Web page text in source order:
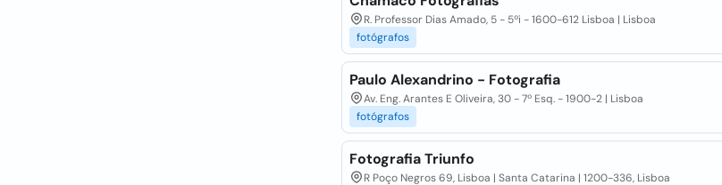
R. Professor Dias Amado, 5 - 5ºi - 1600-612 Lisboa | Lisboa
fotógrafos
Paulo Alexandrino - Fotografia
Av. Eng. Arantes E Oliveira, 30 - 7º Esq. - 1900-2 | Lisboa
fotógrafos
Fotografia Triunfo
R Poço Negros 69, Lisboa | Santa Catarina | 1200-336, Lisboa